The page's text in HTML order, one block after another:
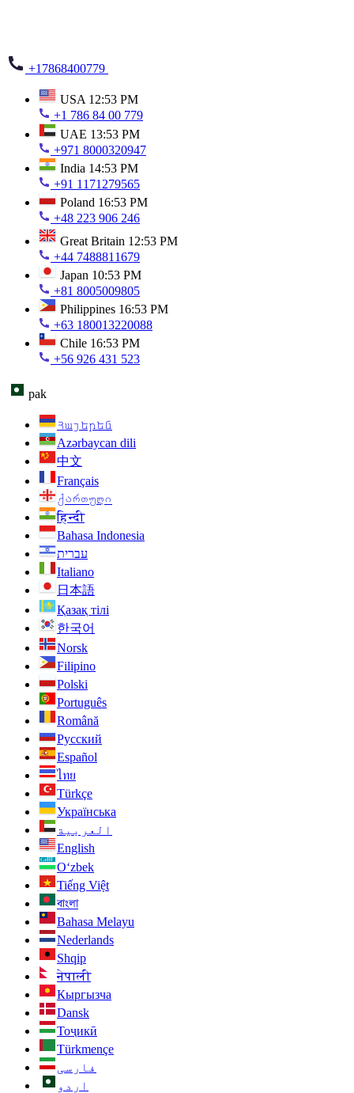
+17868400779
USA 12:53 PM
+1 786 84 00 779
UAE 13:53 PM
+971 8000320947
India 14:53 PM
+91 1171279565
Poland 16:53 PM
+48 223 906 246
Great Britain 12:53 PM
+44 7488811679
Japan 10:53 PM
+81 8005009805
Philippines 16:53 PM
+63 180013220088
Chile 16:53 PM
+56 926 431 523
pak
Հայերեն
Azərbaycan dili
中文
Français
ქართული
हिन्दी
Bahasa Indonesia
עברית
Italiano
日本語
Қазақ тілі
한국어
Norsk
Filipino
Polski
Português
Română
Русский
Español
ไทย
Türkçe
Українська
العربية
English
O‘zbek
Tiếng Việt
বাংলা
Bahasa Melayu
Nederlands
Shqip
नेपाली
Кыргызча
Dansk
Тоҷикӣ
Türkmençe
فارسی
اردو